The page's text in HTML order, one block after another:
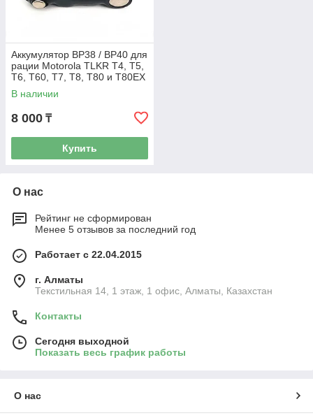
Аккумулятор BP38 / BP40 для
рации Motorola TLKR Т4, Т5,
Т6, Т60, Т7, Т8, Т80 и Т80EX
В наличии
8 000 ₸
Купить
О нас
Рейтинг не сформирован
Менее 5 отзывов за последний год
Работает с 22.04.2015
г. Алматы
Текстильная 14, 1 этаж, 1 офис, Алматы, Казахстан
Контакты
Сегодня выходной
Показать весь график работы
О нас